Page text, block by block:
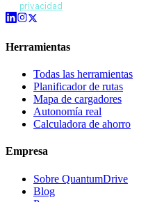
privacidad
Herramientas
Todas las herramientas
Planificador de rutas
Mapa de cargadores
Autonomía real
Calculadora de ahorro
Empresa
Sobre QuantumDrive
Blog